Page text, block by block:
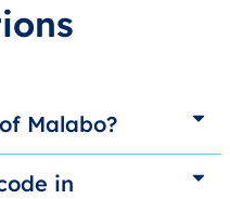
Malabo?
in